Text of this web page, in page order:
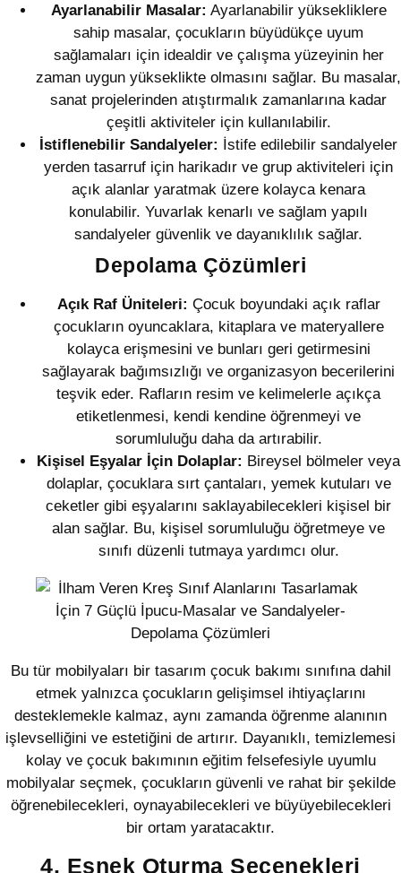
Ayarlanabilir Masalar: Ayarlanabilir yüksekliklere
sahip masalar, çocukların büyüdükçe uyum
sağlamaları için idealdir ve çalışma yüzeyinin her
zaman uygun yükseklikte olmasını sağlar. Bu masalar,
sanat projelerinden atıştırmalık zamanlarına kadar
çeşitli aktiviteler için kullanılabilir.
İstiflenebilir Sandalyeler: İstife edilebilir sandalyeler
yerden tasarruf için harikadır ve grup aktiviteleri için
açık alanlar yaratmak üzere kolayca kenara
konulabilir. Yuvarlak kenarlı ve sağlam yapılı
sandalyeler güvenlik ve dayanıklılık sağlar.
Depolama Çözümleri
Açık Raf Üniteleri: Çocuk boyundaki açık raflar
çocukların oyuncaklara, kitaplara ve materyallere
kolayca erişmesini ve bunları geri getirmesini
sağlayarak bağımsızlığı ve organizasyon becerilerini
teşvik eder. Rafların resim ve kelimelerle açıkça
etiketlenmesi, kendi kendine öğrenmeyi ve
sorumluluğu daha da artırabilir.
Kişisel Eşyalar İçin Dolaplar: Bireysel bölmeler veya
dolaplar, çocuklara sırt çantaları, yemek kutuları ve
ceketler gibi eşyalarını saklayabilecekleri kişisel bir
alan sağlar. Bu, kişisel sorumluluğu öğretmeye ve
sınıfı düzenli tutmaya yardımcı olur.
Bu tür mobilyaları bir tasarım çocuk bakımı sınıfına dahil
etmek yalnızca çocukların gelişimsel ihtiyaçlarını
desteklemekle kalmaz, aynı zamanda öğrenme alanının
işlevselliğini ve estetiğini de artırır. Dayanıklı, temizlemesi
kolay ve çocuk bakımının eğitim felsefesiyle uyumlu
mobilyalar seçmek, çocukların güvenli ve rahat bir şekilde
öğrenebilecekleri, oynayabilecekleri ve büyüyebilecekleri
bir ortam yaratacaktır.
4. Esnek Oturma Seçenekleri